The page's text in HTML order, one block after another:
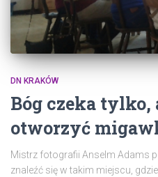
DN KRAKÓW
Bóg czeka tylko,
otworzyć
Mistrz fotografii Anselm Adams
znaleźć się w takim miejscu,